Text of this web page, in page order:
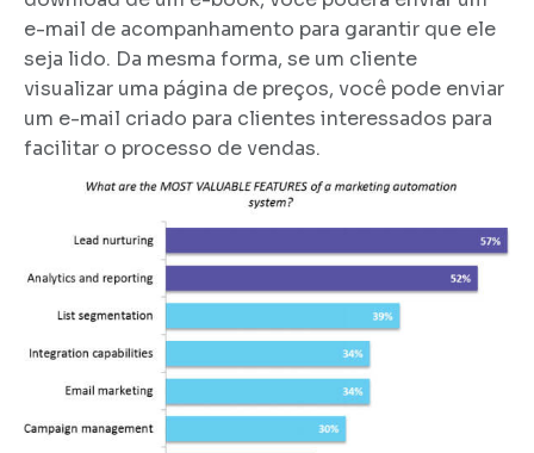
e-mail de acompanhamento para garantir que ele
seja lido. Da mesma forma, se um cliente
visualizar uma página de preços, você pode enviar
um e-mail criado para clientes interessados ​​para
facilitar o processo de vendas.